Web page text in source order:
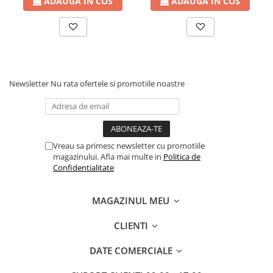
Newsletter Nu rata ofertele si promotiile noastre
Vreau sa primesc newsletter cu promotiile
magazinului. Afla mai multe in Politica de
Confidentialitate
MAGAZINUL MEU
CLIENTI
DATE COMERCIALE